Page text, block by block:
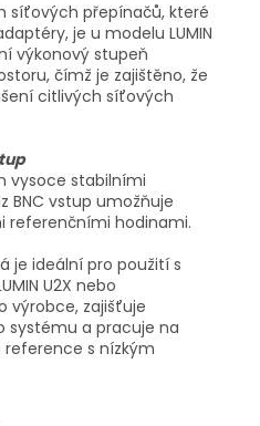
síťových přepínačů, které
je u modelu LUMIN
výkonový stupeň
čímž je zajištěno, že
citlivých síťových
vysoce stabilními
BNC vstup umožňuje
referenčními hodinami.
je ideální pro použití s
U2X nebo
výrobce, zajišťuje
systému a pracuje na
reference s nízkým